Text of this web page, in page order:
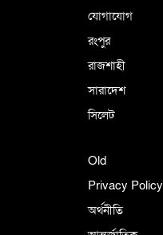
যোগাযোগ
রংপুর
রাজশাহী
সারাদেশ
সিলেট
Old
Privacy Policy
অর্থনীতি